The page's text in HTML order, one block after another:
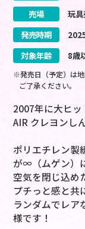
売場
玩
発売時期
対象年齢
8歳
※発売日（予定）は
ご了承ください。
2007年に大ヒ
AIR クレヨンし
ポリエチレン製
が∞（ムゲン）
空気を閉じ込め
プチっと感と共
ランダムでレア
様です！